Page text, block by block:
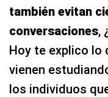
también evitan
conversaciones,
Hoy te explico lo
vienen
los individuos